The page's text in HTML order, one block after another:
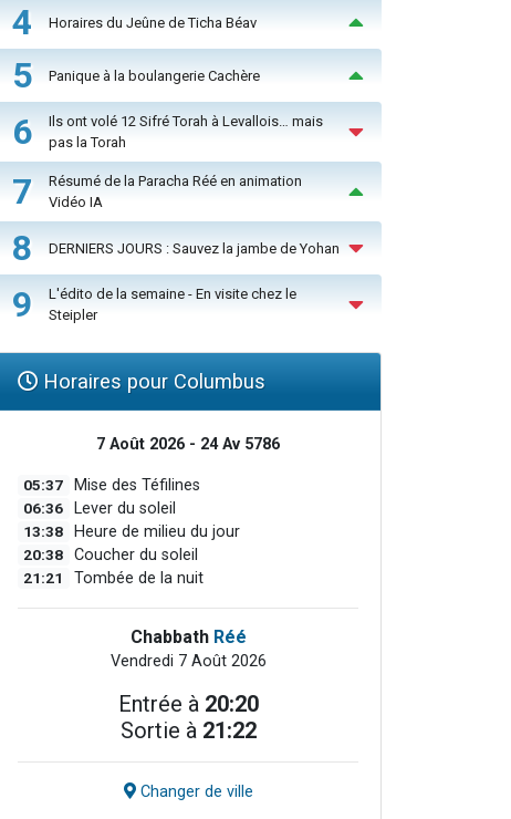
4 Horaires du Jeûne de Ticha Béav
5 Panique à la boulangerie Cachère
6
Ils ont volé 12 Sifré Torah à Levallois… mais
pas la Torah
7
Résumé de la Paracha Réé en animation
Vidéo IA
8 DERNIERS JOURS : Sauvez la jambe de Yohan
9
L'édito de la semaine - En visite chez le
Steipler
Horaires pour Columbus
7 Août 2026 - 24 Av 5786
05:37 Mise des Téfilines
06:36 Lever du soleil
13:38 Heure de milieu du jour
20:38 Coucher du soleil
21:21 Tombée de la nuit
Chabbath Réé
Vendredi 7 Août 2026
Entrée à 20:20
Sortie à 21:22
Changer de ville